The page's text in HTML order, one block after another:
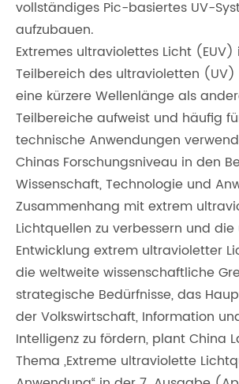
vollständiges Pic-basiertes UV-
aufzubauen.
Extremes ultraviolettes Licht (EUV)
Teilbereich des ultravioletten (UV)
eine kürzere Wellenlänge als
Teilbereiche aufweist und häufig
technische Anwendungen
Chinas Forschungsniveau in den
Wissenschaft, Technologie und
Zusammenhang mit extrem
Lichtquellen zu verbessern und
Entwicklung extrem ultravioletter
die weltweite wissenschaftliche
strategische Bedürfnisse, das
der Volkswirtschaft, Information
Intelligenz zu fördern, plant China
Thema „Extreme ultraviolette